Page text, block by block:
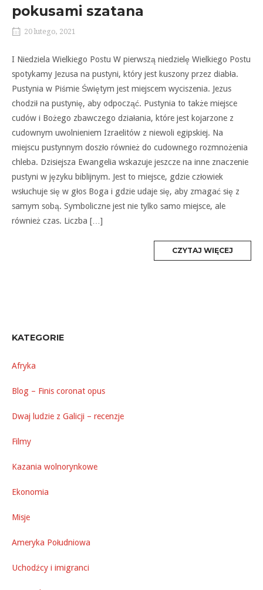
pokusami szatana
20 lutego, 2021
I Niedziela Wielkiego Postu W pierwszą niedzielę Wielkiego Postu
spotykamy Jezusa na pustyni, który jest kuszony przez diabła.
Pustynia w Piśmie Świętym jest miejscem wyciszenia. Jezus
chodził na pustynię, aby odpocząć. Pustynia to także miejsce
cudów i Bożego zbawczego działania, które jest kojarzone z
cudownym uwolnieniem Izraelitów z niewoli egipskiej. Na
miejscu pustynnym doszło również do cudownego rozmnożenia
chleba. Dzisiejsza Ewangelia wskazuje jeszcze na inne znaczenie
pustyni w języku biblijnym. Jest to miejsce, gdzie człowiek
wsłuchuje się w głos Boga i gdzie udaje się, aby zmagać się z
samym sobą. Symboliczne jest nie tylko samo miejsce, ale
również czas. Liczba […]
CZYTAJ WIĘCEJ
KATEGORIE
Afryka
Blog – Finis coronat opus
Dwaj ludzie z Galicji – recenzje
Filmy
Kazania wolnorynkowe
Ekonomia
Misje
Ameryka Południowa
Uchodźcy i imigranci